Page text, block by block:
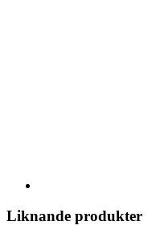
Liknande produkter